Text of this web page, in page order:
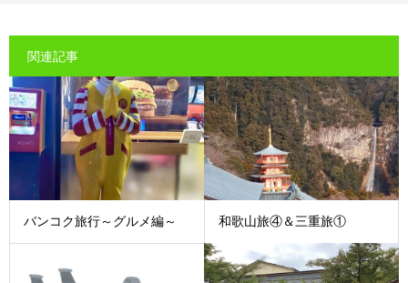
関連記事
バンコク旅行～グルメ編～ 和歌山旅④＆三重旅①